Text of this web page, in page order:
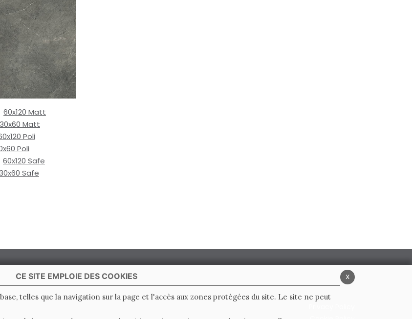
60x120 Matt
30x60 Matt
Poli
Poli
60x120 Safe
Safe
x
CE SITE EMPLOIE DES COOKIES
telles que la navigation sur la page et l'accès aux zones protégées du site. Le site ne peut